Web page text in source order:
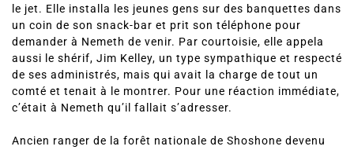
Pas claire, cette histoire, pensa Marge Santi en esquivant
le jet. Elle installa les jeunes gens sur des banquettes dans
un coin de son snack-bar et prit son téléphone pour
demander à Nemeth de venir. Par courtoisie, elle appela
aussi le shérif, Jim Kelley, un type sympathique et respecté
de ses administrés, mais qui avait la charge de tout un
comté et tenait à le montrer. Pour une réaction immédiate,